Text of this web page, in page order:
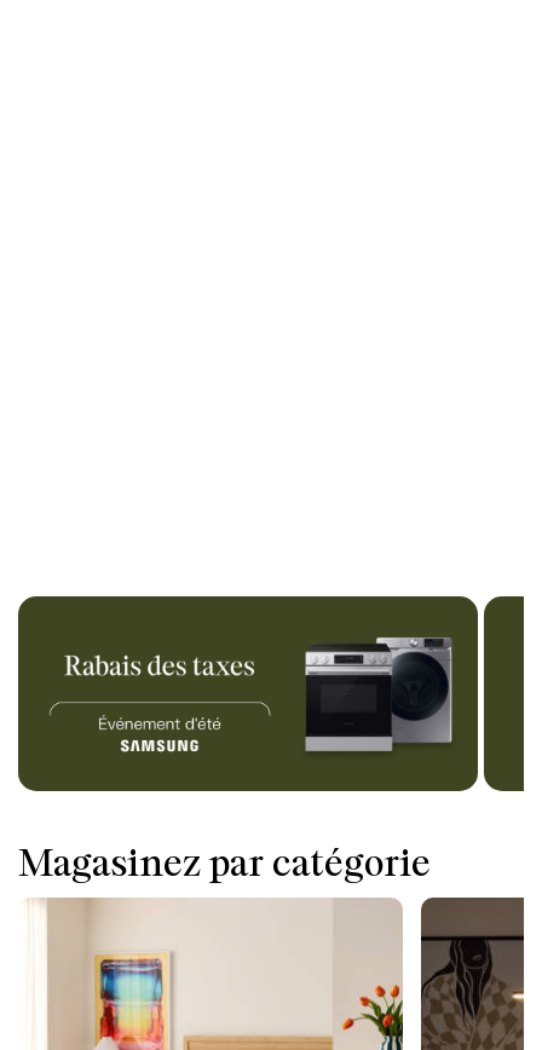
Magasinez par catégorie